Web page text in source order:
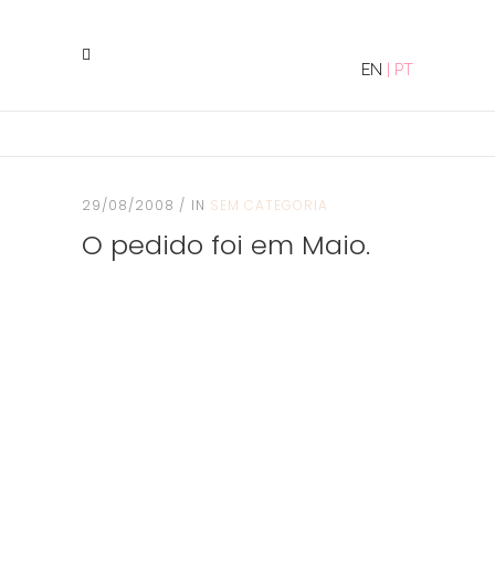
EN PT
29/08/2008 IN SEM CATEGORIA
O pedido foi em Maio.